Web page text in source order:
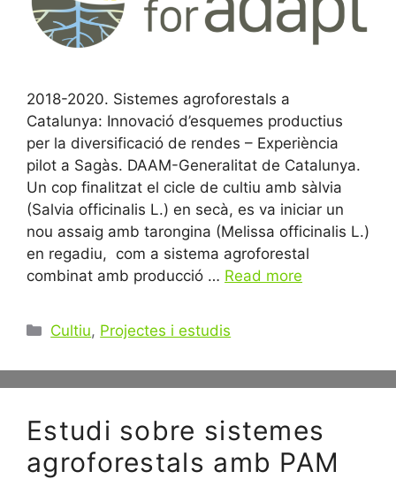
2018-2020. Sistemes agroforestals a
Catalunya: Innovació d’esquemes productius
per la diversificació de rendes – Experiència
pilot a Sagàs. DAAM-Generalitat de Catalunya.
Un cop finalitzat el cicle de cultiu amb sàlvia
(Salvia officinalis L.) en secà, es va iniciar un
nou assaig amb tarongina (Melissa officinalis L.)
en regadiu, com a sistema agroforestal
combinat amb producció … Read more
Categories
Cultiu, Projectes i estudis
Estudi sobre sistemes
agroforestals amb PAM